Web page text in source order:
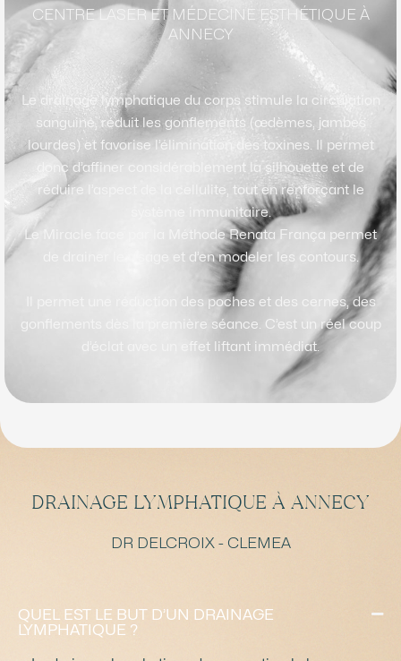
CENTRE LASER ET MÉDECINE ESTHÉTIQUE À
ANNECY
Le drainage lymphatique du corps stimule la circulation
sanguine, réduit les gonflements (œdèmes, jambes
lourdes) et favorise l’élimination des toxines. Il permet
donc d’affiner considérablement la silhouette et de
réduire l’aspect de la cellulite, tout en renforçant le
système immunitaire.
Le Miracle face par la Méthode Renata França permet
de drainer le visage et d’en modeler les contours.
Il permet une réduction des poches et des cernes, des
gonflements dès la première séance. C’est un réel coup
d’éclat avec un effet liftant immédiat.
DRAINAGE LYMPHATIQUE À ANNECY
DR DELCROIX - CLEMEA
QUEL EST LE BUT D’UN DRAINAGE
LYMPHATIQUE ?